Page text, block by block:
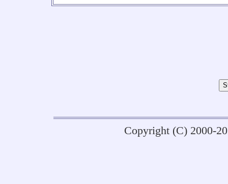
Copyright (C) 2000-